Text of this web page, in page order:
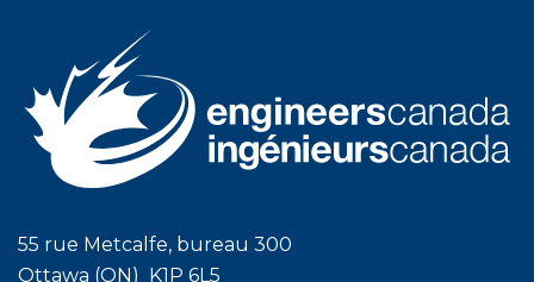
55 rue Metcalfe, bureau 300
Ottawa (ON) K1P 6L5